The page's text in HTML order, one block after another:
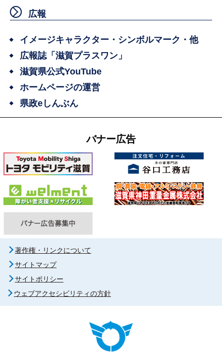
広報
イメージキャラクター・シンボルマーク・他
広報誌「滋賀プラスワン」
滋賀県公式YouTube
ホームページの運営
県政eしんぶん
バナー広告
著作権・リンクについて
サイトマップ
サイトポリシー
ウェブアクセシビリティの方針